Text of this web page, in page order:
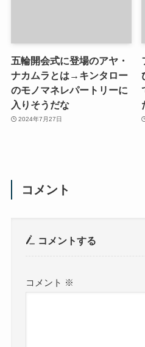
五輪開会式に登場のアヤ・
ナカムラとは→キンタロー
のモノマネレパートリーに
入りそうだな
2024年7月27日
コメント
コメントする
コメント ※